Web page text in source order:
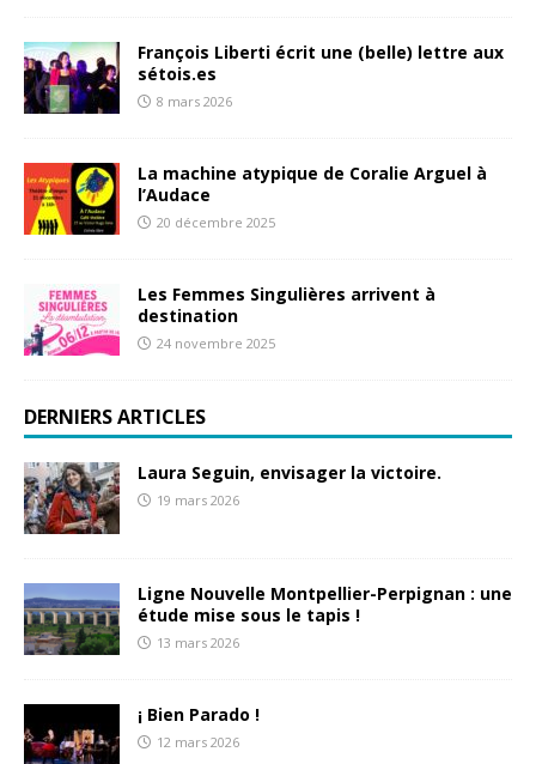
François Liberti écrit une (belle) lettre aux
sétois.es
8 mars 2026
La machine atypique de Coralie Arguel à
l’Audace
20 décembre 2025
Les Femmes Singulières arrivent à
destination
24 novembre 2025
DERNIERS ARTICLES
Laura Seguin, envisager la victoire.
19 mars 2026
Ligne Nouvelle Montpellier-Perpignan : une
étude mise sous le tapis !
13 mars 2026
¡ Bien Parado !
12 mars 2026